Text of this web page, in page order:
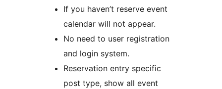
If you haven’t reserve event
calendar will not appear.
No need to user registration
and login system.
Reservation entry specific
post type, show all event